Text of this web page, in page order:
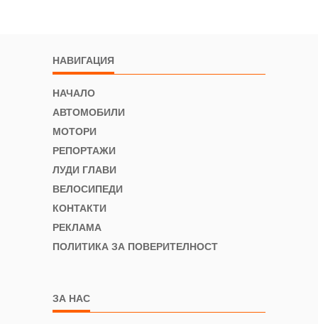
НАВИГАЦИЯ
НАЧАЛО
АВТОМОБИЛИ
МОТОРИ
РЕПОРТАЖИ
ЛУДИ ГЛАВИ
ВЕЛОСИПЕДИ
КОНТАКТИ
РЕКЛАМА
ПОЛИТИКА ЗА ПОВЕРИТЕЛНОСТ
ЗА НАС